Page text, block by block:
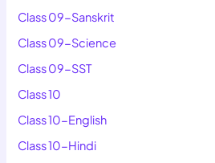
Class 09-Sanskrit
Class 09-Science
Class 09-SST
Class 10
Class 10-English
Class 10-Hindi